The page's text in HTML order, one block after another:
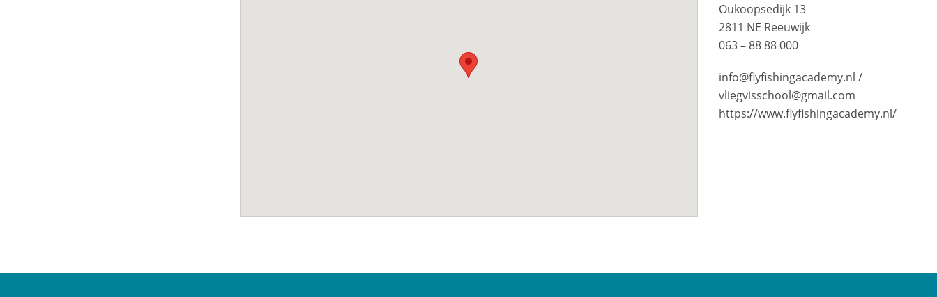
Oukoopsedijk 13
2811 NE Reeuwijk
063 – 88 88 000
info@flyfishingacademy.nl /
vliegvisschool@gmail.com
https://www.flyfishingacademy.nl/